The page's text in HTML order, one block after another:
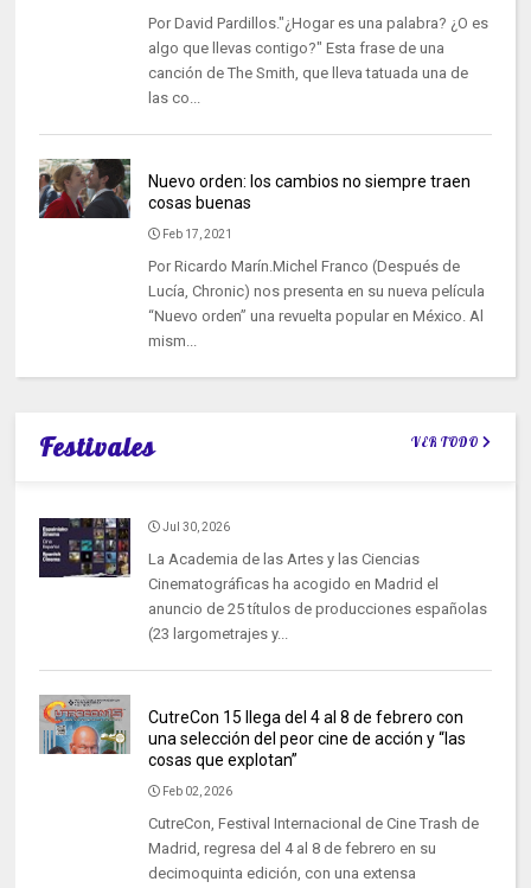
Por David Pardillos."¿Hogar es una palabra? ¿O es
algo que llevas contigo?" Esta frase de una
canción de The Smith, que lleva tatuada una de
las co...
Nuevo orden: los cambios no siempre traen
cosas buenas
Feb 17, 2021
Por Ricardo Marín.Michel Franco (Después de
Lucía, Chronic) nos presenta en su nueva película
“Nuevo orden” una revuelta popular en México. Al
mism...
Festivales VER TODO
Jul 30, 2026
La Academia de las Artes y las Ciencias
Cinematográficas ha acogido en Madrid el
anuncio de 25 títulos de producciones españolas
(23 largometrajes y...
CutreCon 15 llega del 4 al 8 de febrero con
una selección del peor cine de acción y “las
cosas que explotan”
Feb 02, 2026
CutreCon, Festival Internacional de Cine Trash de
Madrid, regresa del 4 al 8 de febrero en su
decimoquinta edición, con una extensa